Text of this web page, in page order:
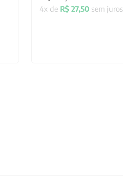
4x de R$ 27,50sem juros